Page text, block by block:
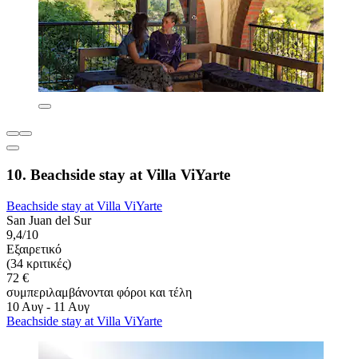
10. Beachside stay at Villa ViYarte
Beachside stay at Villa ViYarte
San Juan del Sur
9,4/10
Εξαιρετικό
(34 κριτικές)
72 €
συμπεριλαμβάνονται φόροι και τέλη
10 Αυγ - 11 Αυγ
Beachside stay at Villa ViYarte